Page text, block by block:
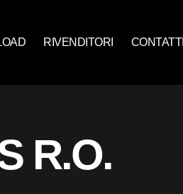
RIVENDITORI CONTATTI
R.O.